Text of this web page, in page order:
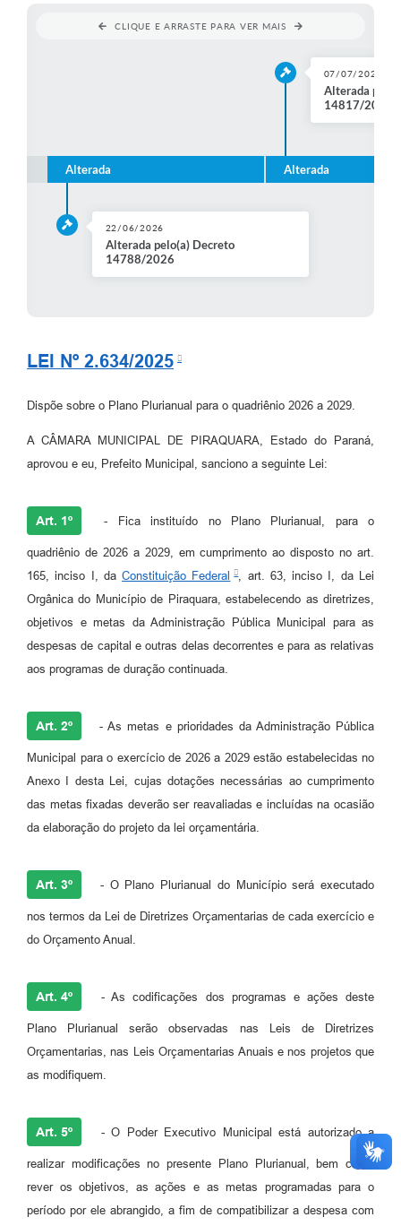
CLIQUE E ARRASTE PARA VER MAIS
Alterada
22/06/2026
Alterada pelo(a) Decreto
14788/2026
Alterada
07/07/2026
Alterada
14817/2026
LEI Nº 2.634/2025
Dispõe sobre o Plano Plurianual para o quadriênio 2026 a 2029.
A CÂMARA MUNICIPAL DE PIRAQUARA, Estado do Paraná,
aprovou e eu, Prefeito Municipal, sanciono a seguinte Lei:
Art. 1º - Fica instituído no Plano Plurianual, para o
quadriênio de 2026 a 2029, em cumprimento ao disposto no art.
165, inciso I, daConstituição Federal
, art. 63, inciso I, da Lei
Orgânica do Município de Piraquara, estabelecendo as diretrizes,
objetivos e metas da Administração Pública Municipal para as
despesas de capital e outras delas decorrentes e para as relativas
aos programas de duração continuada.
Art. 2º - As metas e prioridades da Administração Pública
Municipal para o exercício de 2026 a 2029 estão estabelecidas no
Anexo I desta Lei, cujas dotações necessárias ao cumprimento
das metas fixadas deverão ser reavaliadas e incluídas na ocasião
da elaboração do projeto da lei orçamentária.
Art. 3º - O Plano Plurianual do Município será executado
nos termos da Lei de Diretrizes Orçamentarias de cada exercício e
do Orçamento Anual.
Art. 4º - As codificações dos programas e ações deste
Plano Plurianual serão observadas nas Leis de Diretrizes
Orçamentarias, nas Leis Orçamentarias Anuais e nos projetos que
as modifiquem.
Art. 5º - O Poder Executivo Municipal está autorizado a
realizar modificações no presente Plano Plurianual, bem como
rever os objetivos, as ações e as metas programadas para o
período por ele abrangido, a fim de compatibilizar a despesa com